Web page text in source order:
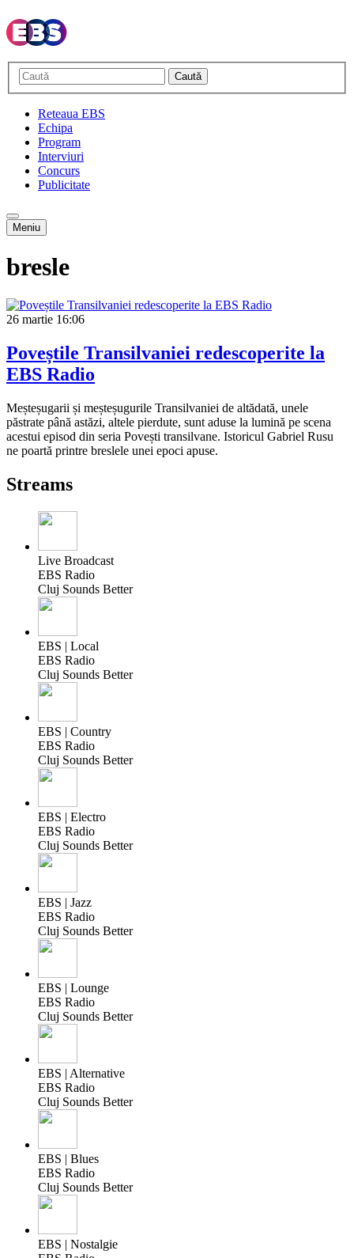
Caută
Reteaua EBS
Echipa
Program
Interviuri
Concurs
Publicitate
Meniu
bresle
26 martie 16:06
Poveștile Transilvaniei redescoperite la
EBS Radio
Meșteșugarii și meșteșugurile Transilvaniei de altădată, unele
păstrate până astăzi, altele pierdute, sunt aduse la lumină pe scena
acestui episod din seria Povești transilvane. Istoricul Gabriel Rusu
ne poartă printre breslele unei epoci apuse.
Streams
Live Broadcast
EBS Radio
Cluj Sounds Better
EBS | Local
EBS Radio
Cluj Sounds Better
EBS | Country
EBS Radio
Cluj Sounds Better
EBS | Electro
EBS Radio
Cluj Sounds Better
EBS | Jazz
EBS Radio
Cluj Sounds Better
EBS | Lounge
EBS Radio
Cluj Sounds Better
EBS | Alternative
EBS Radio
Cluj Sounds Better
EBS | Blues
EBS Radio
Cluj Sounds Better
EBS | Nostalgie